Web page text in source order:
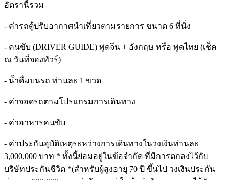
อัตรานี้รวม
- ค่ารถตู้ปรับอากาศนำเที่ยวตามรายการ ขนาด 6 ที่นั่ง
- คนขับ (DRIVER GUIDE) พูดจีน + อังกฤษ หรือ พูดไทย (เช็ค
ณ วันที่จองทัวร์)
- น้ำดื่มบนรถ ท่านละ 1 ขวด
- ค่าจอดรถตามโปรแกรมการเดินทาง
- ค่าอาหารคนขับ
- ค่าประกันอุบัติเหตุระหว่างการเดินทางในวงเงินท่านละ
3,000,000 บาท * ทั้งนี้ย่อมอยู่ในข้อจำกัด ที่มีการตกลงไว้กับ
บริษัทประกันชีวิต *(สำหรับผู้สูงอายุ 70 ปี ขึ้นไป วงเงินประกัน